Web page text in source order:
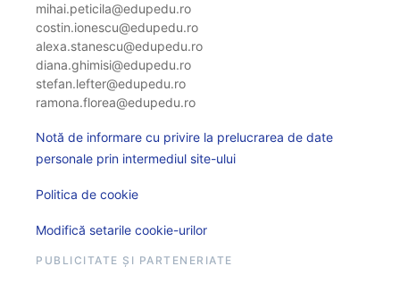
mihai.peticila@edupedu.ro
costin.ionescu@edupedu.ro
alexa.stanescu@edupedu.ro
diana.ghimisi@edupedu.ro
stefan.lefter@edupedu.ro
ramona.florea@edupedu.ro
Notă de informare cu privire la prelucrarea de date
personale prin intermediul site-ului
Politica de cookie
Modifică setarile cookie-urilor
PUBLICITATE ȘI PARTENERIATE